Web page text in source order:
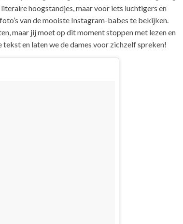
hoogstandjes, maar voor iets luchtigers en
van de mooiste Instagram-babes te bekijken.
maar jij moet op dit moment stoppen met lezen en
en laten we de dames voor zichzelf spreken!